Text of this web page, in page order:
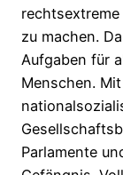
zu machen.
Aufgaben für
Menschen.
Parlamente